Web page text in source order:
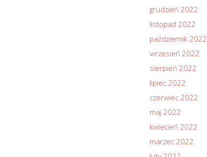
grudzień 2022
listopad 2022
październik 2022
wrzesień 2022
sierpień 2022
lipiec 2022
czerwiec 2022
maj 2022
kwiecień 2022
marzec 2022